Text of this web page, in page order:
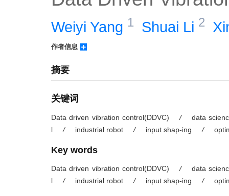
Weiyi Yang 1 Shuai Li 2
作者信息
摘要
关键词
Data driven vibration control(DDVC) /
data
l
/ industrial robot / input shap-ing /
Key words
Data driven vibration control(DDVC) /
data
l
/ industrial robot / input shap-ing /